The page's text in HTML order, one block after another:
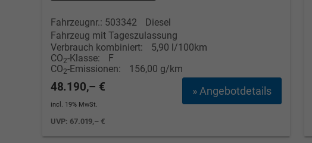
Fahrzeugnr.: 503342
Diesel
Fahrzeug mit Tageszulassung
Verbrauch kombiniert:
5,90 l/100km
CO2-Klasse:
F
CO2-Emissionen: 156,00 g/km
» Angebotdetails
48.190,– €
incl. 19% MwSt.
UVP: 67.019,– €